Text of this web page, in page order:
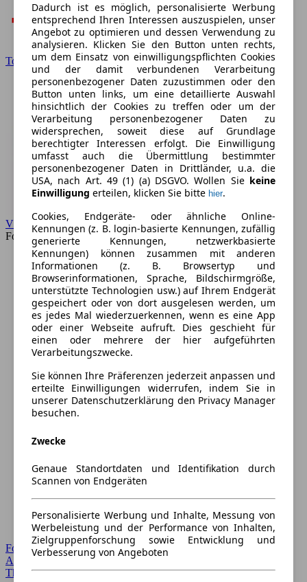
Dadurch ist es möglich, personalisierte Werbung
entsprechend Ihren Interessen auszuspielen, unser
Angebot zu optimieren und dessen Verwendung zu
analysieren. Klicken Sie den Button unten rechts,
um dem Einsatz von einwilligungspflichten Cookies
und der damit verbundenen Verarbeitung
personenbezogener Daten zuzustimmen oder den
Button unten links, um eine detaillierte Auswahl
hinsichtlich der Cookies zu treffen oder um der
Verarbeitung personenbezogener Daten zu
widersprechen, soweit diese auf Grundlage
berechtigter Interessen erfolgt. Die Einwilligung
umfasst auch die Übermittlung bestimmter
personenbezogener Daten in Drittländer, u.a. die
USA, nach Art. 49 (1) (a) DSGVO. Wollen Sie keine
Einwilligung erteilen, klicken Sie bitte hier.
Cookies, Endgeräte- oder ähnliche Online-
Kennungen (z. B. login-basierte Kennungen, zufällig
generierte Kennungen, netzwerkbasierte
Kennungen) können zusammen mit anderen
Informationen (z. B. Browsertyp und
Browserinformationen, Sprache, Bildschirmgröße,
unterstützte Technologien usw.) auf Ihrem Endgerät
gespeichert oder von dort ausgelesen werden, um
es jedes Mal wiederzuerkennen, wenn es eine App
oder einer Webseite aufruft. Dies geschieht für
einen oder mehrere der hier aufgeführten
Verarbeitungszwecke.
Sie können Ihre Präferenzen jederzeit anpassen und
erteilte Einwilligungen widerrufen, indem Sie in
unserer Datenschutzerklärung den Privacy Manager
besuchen.
Zwecke
Genaue Standortdaten und Identifikation durch
Scannen von Endgeräten
Personalisierte Werbung und Inhalte, Messung von
Werbeleistung und der Performance von Inhalten,
Zielgruppenforschung sowie Entwicklung und
Verbesserung von Angeboten
Toyota
VW
Forum
Forum Startseite
Alle Auto-Foren
Themen-Forum